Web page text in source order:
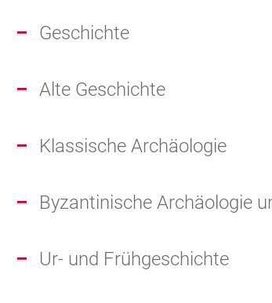
Geschichte
Alte Geschichte
Klassische Archäologie
Byzantinische Archäologie
Ur- und Frühgeschichte